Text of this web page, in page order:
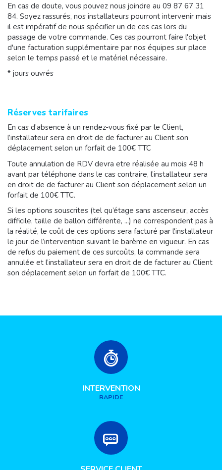
En cas de doute, vous pouvez nous joindre au 09 87 67 31
84. Soyez rassurés, nos installateurs pourront intervenir mais
il est impératif de nous spécifier un de ces cas lors du
passage de votre commande. Ces cas pourront faire l'objet
d'une facturation supplémentaire par nos équipes sur place
selon le temps passé et le matériel nécessaire.
* jours ouvrés
Réserves tarifaires
En cas d’absence à un rendez-vous fixé par le Client,
l’installateur sera en droit de de facturer au Client son
déplacement selon un forfait de 100€ TTC
Toute annulation de RDV devra etre réalisée au mois 48 h
avant par téléphone dans le cas contraire, l’installateur sera
en droit de de facturer au Client son déplacement selon un
forfait de 100€ TTC.
Si les options souscrites (tel qu’étage sans ascenseur, accès
difficile, taille de ballon différente, ...) ne correspondent pas à
la réalité, le coût de ces options sera facturé par l'installateur
le jour de l’intervention suivant le barème en vigueur. En cas
de refus du paiement de ces surcoûts, la commande sera
annulée et l’installateur sera en droit de de facturer au Client
son déplacement selon un forfait de 100€ TTC.
INTERVENTION
RAPIDE